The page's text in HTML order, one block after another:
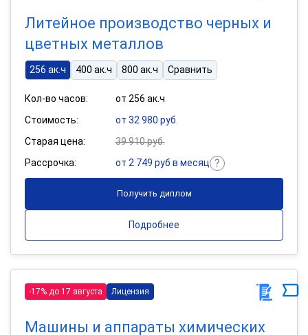
Литейное производство черных и
цветных металлов
256 ак.ч 400 ак.ч 800 ак.ч Сравнить
Кол-во часов:
от 256 ак.ч
Стоимость:
от 32 980 руб.
Старая цена:
39 910 руб.
Рассрочка:
от 2 749 руб в месяц
Получить диплом
Подробнее
-17% до 17 августа Лицензия
Машины и аппараты химических